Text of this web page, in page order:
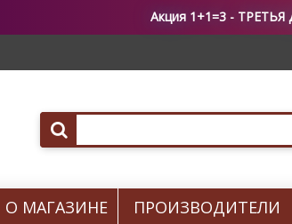
Акция 1+1=3 -
О МАГАЗИНЕ ПРОИЗВОДИТЕЛИ